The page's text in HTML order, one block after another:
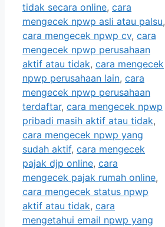
tidak secara online, cara
mengecek npwp asli atau palsu,
cara mengecek npwp cv, cara
mengecek npwp perusahaan
aktif atau tidak, cara mengecek
npwp perusahaan lain, cara
mengecek npwp perusahaan
terdaftar, cara mengecek npwp
pribadi masih aktif atau tidak,
cara mengecek npwp yang
sudah aktif, cara mengecek
pajak djp online, cara
mengecek pajak rumah online,
cara mengecek status npwp
aktif atau tidak, cara
mengetahui email npwp yang